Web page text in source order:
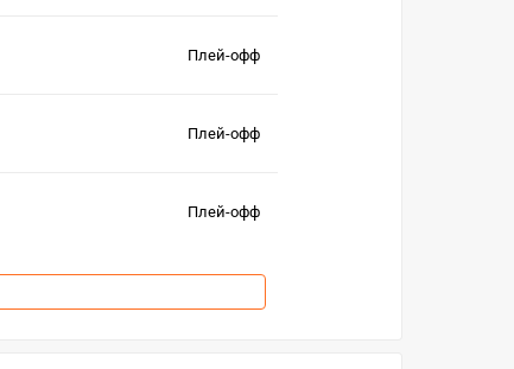
Плей-офф
Плей-офф
Плей-офф